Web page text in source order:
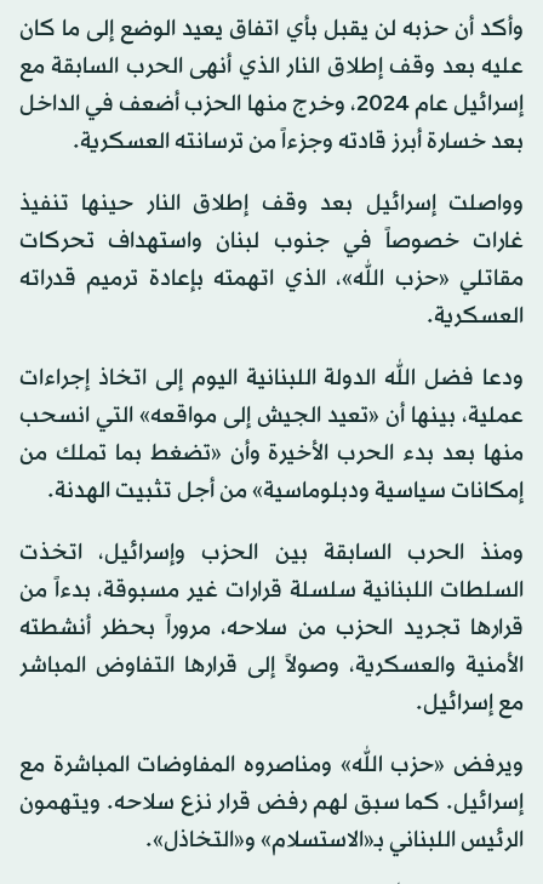
وأكد أن حزبه لن يقبل بأي اتفاق يعيد الوضع إلى ما كان
عليه بعد وقف إطلاق النار الذي أنهى الحرب السابقة مع
إسرائيل عام 2024، وخرج منها الحزب أضعف في الداخل
بعد خسارة أبرز قادته وجزءاً من ترسانته العسكرية.
وواصلت إسرائيل بعد وقف إطلاق النار حينها تنفيذ
غارات خصوصاً في جنوب لبنان واستهداف تحركات
مقاتلي «حزب الله»، الذي اتهمته بإعادة ترميم قدراته
العسكرية.
ودعا فضل الله الدولة اللبنانية اليوم إلى اتخاذ إجراءات
عملية، بينها أن «تعيد الجيش إلى مواقعه» التي انسحب
منها بعد بدء الحرب الأخيرة وأن «تضغط بما تملك من
إمكانات سياسية ودبلوماسية» من أجل تثبيت الهدنة.
ومنذ الحرب السابقة بين الحزب وإسرائيل، اتخذت
السلطات اللبنانية سلسلة قرارات غير مسبوقة، بدءاً من
قرارها تجريد الحزب من سلاحه، مروراً بحظر أنشطته
الأمنية والعسكرية، وصولاً إلى قرارها التفاوض المباشر
مع إسرائيل.
ويرفض «حزب الله» ومناصروه المفاوضات المباشرة مع
إسرائيل. كما سبق لهم رفض قرار نزع سلاحه. ويتهمون
الرئيس اللبناني بـ«الاستسلام» و«التخاذل».